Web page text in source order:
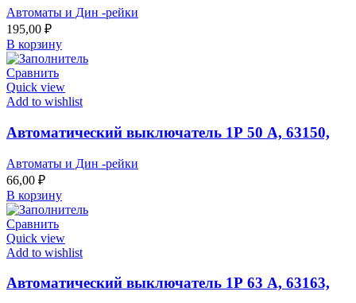
Автоматы и Дин -рейки
195,00 ₽
В корзину
Сравнить
Quick view
Add to wishlist
Автоматический выключатель 1Р 50 А, 63150,
Автоматы и Дин -рейки
66,00 ₽
В корзину
Сравнить
Quick view
Add to wishlist
Автоматический выключатель 1Р 63 А, 63163,